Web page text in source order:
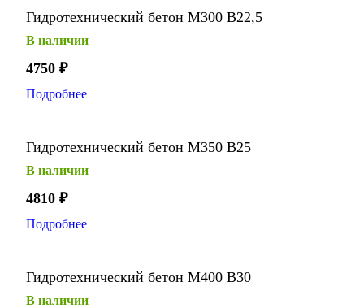
Гидротехнический бетон М300 В22,5
В наличии
4750 ₽
Подробнее
Гидротехнический бетон М350 В25
В наличии
4810 ₽
Подробнее
Гидротехнический бетон М400 В30
В наличии